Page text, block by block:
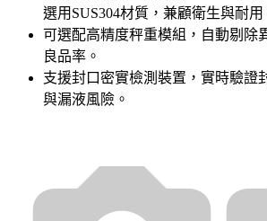
選用SUS304材質，兼顧衛生與耐用
可選配高精度秤重模組，自動剔除
良品率。
支援封口密實檢測裝置，實時驗證
與漏液風險。